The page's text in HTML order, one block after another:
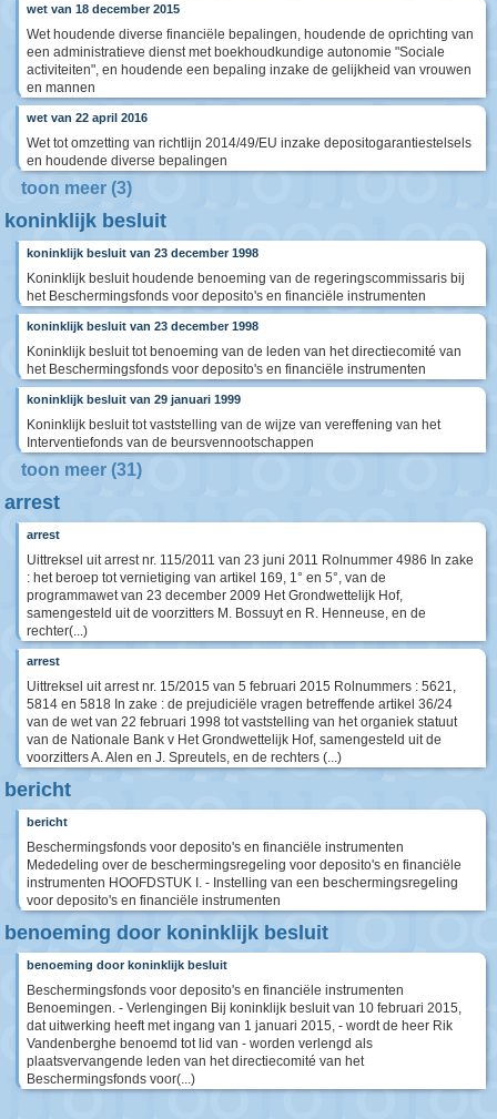
wet van 18 december 2015
Wet houdende diverse financiële bepalingen, houdende de oprichting van
een administratieve dienst met boekhoudkundige autonomie "Sociale
activiteiten", en houdende een bepaling inzake de gelijkheid van vrouwen
en mannen
wet van 22 april 2016
Wet tot omzetting van richtlijn 2014/49/EU inzake depositogarantiestelsels
en houdende diverse bepalingen
toon meer (3)
koninklijk besluit
koninklijk besluit van 23 december 1998
Koninklijk besluit houdende benoeming van de regeringscommissaris bij
het Beschermingsfonds voor deposito's en financiële instrumenten
koninklijk besluit van 23 december 1998
Koninklijk besluit tot benoeming van de leden van het directiecomité van
het Beschermingsfonds voor deposito's en financiële instrumenten
koninklijk besluit van 29 januari 1999
Koninklijk besluit tot vaststelling van de wijze van vereffening van het
Interventiefonds van de beursvennootschappen
toon meer (31)
arrest
arrest
Uittreksel uit arrest nr. 115/2011 van 23 juni 2011 Rolnummer 4986 In zake
: het beroep tot vernietiging van artikel 169, 1° en 5°, van de
programmawet van 23 december 2009 Het Grondwettelijk Hof,
samengesteld uit de voorzitters M. Bossuyt en R. Henneuse, en de
rechter(...)
arrest
Uittreksel uit arrest nr. 15/2015 van 5 februari 2015 Rolnummers : 5621,
5814 en 5818 In zake : de prejudiciële vragen betreffende artikel 36/24
van de wet van 22 februari 1998 tot vaststelling van het organiek statuut
van de Nationale Bank v Het Grondwettelijk Hof, samengesteld uit de
voorzitters A. Alen en J. Spreutels, en de rechters (...)
bericht
bericht
Beschermingsfonds voor deposito's en financiële instrumenten
Mededeling over de beschermingsregeling voor deposito's en financiële
instrumenten HOOFDSTUK I. - Instelling van een beschermingsregeling
voor deposito's en financiële instrumenten
benoeming door koninklijk besluit
benoeming door koninklijk besluit
Beschermingsfonds voor deposito's en financiële instrumenten
Benoemingen. - Verlengingen Bij koninklijk besluit van 10 februari 2015,
dat uitwerking heeft met ingang van 1 januari 2015, - wordt de heer Rik
Vandenberghe benoemd tot lid van - worden verlengd als
plaatsvervangende leden van het directiecomité van het
Beschermingsfonds voor(...)